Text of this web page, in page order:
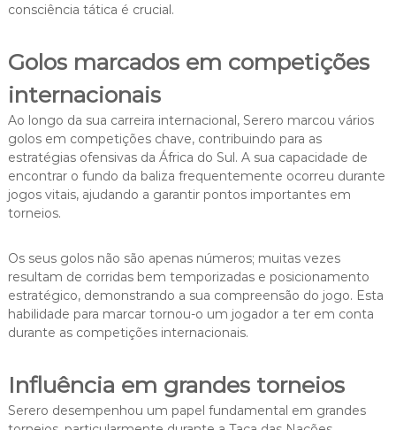
consciência tática é crucial.
Golos marcados em competições
internacionais
Ao longo da sua carreira internacional, Serero marcou vários
golos em competições chave, contribuindo para as
estratégias ofensivas da África do Sul. A sua capacidade de
encontrar o fundo da baliza frequentemente ocorreu durante
jogos vitais, ajudando a garantir pontos importantes em
torneios.
Os seus golos não são apenas números; muitas vezes
resultam de corridas bem temporizadas e posicionamento
estratégico, demonstrando a sua compreensão do jogo. Esta
habilidade para marcar tornou-o um jogador a ter em conta
durante as competições internacionais.
Influência em grandes torneios
Serero desempenhou um papel fundamental em grandes